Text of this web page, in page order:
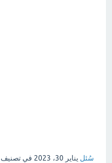
سُئل يناير 30، 2023 في تصنيف